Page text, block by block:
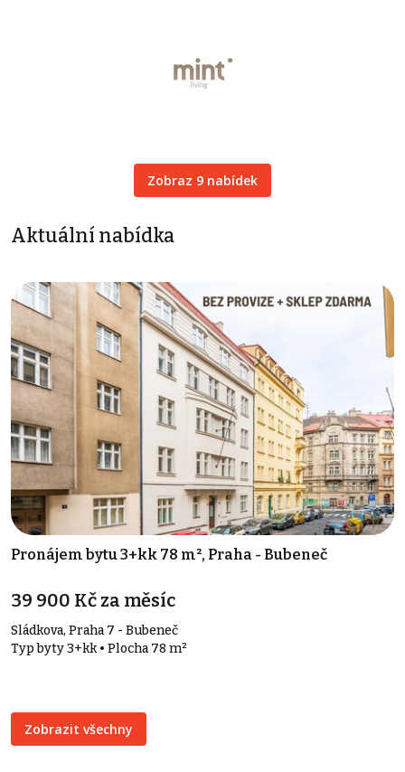
Zobraz 9 nabídek
Aktuální nabídka
Pronájem bytu 3+kk 78 m², Praha - Bubeneč
39 900 Kč za měsíc
Sládkova, Praha 7 - Bubeneč
Typ byty 3+kk • Plocha 78 m²
Zobrazit všechny